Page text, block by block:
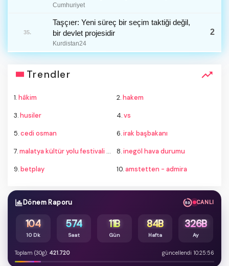
senaryosu
Cumhuriyet
35.
Taşçıer: Yeni süreç bir seçim taktiği değil,
bir devlet projesidir
Kurdistan24
2
Trendler
1.hâkim 2.hakem
3.husiler 4.vs
5.cedi osman 6.irak başbakanı
7.malatya kültür yolu festivali 2026 8.inegöl hava durumu
9.betplay 10.amstetten - admira
Dönem Raporu 52 CANLI
104
10 Dk
574
Saat
11B
Gün
84B
Hafta
326B
Ay
Toplam (30g): 421.720 güncellendi 10:25:56